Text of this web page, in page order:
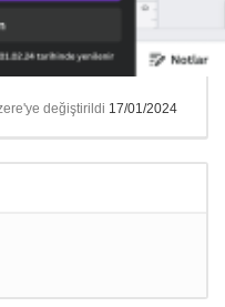
değiştirildi 17/01/2024